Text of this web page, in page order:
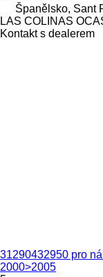
Španělsko, Sant
LAS COLINAS
Kontakt s dealerem
31290432950 pro
2000>2005